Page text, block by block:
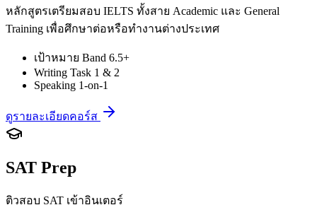
หลักสูตรเตรียมสอบ IELTS ทั้งสาย Academic และ General
Training เพื่อศึกษาต่อหรือทำงานต่างประเทศ
เป้าหมาย Band 6.5+
Writing Task 1 & 2
Speaking 1-on-1
ดูรายละเอียดคอร์ส
SAT Prep
ติวสอบ SAT เข้าอินเตอร์